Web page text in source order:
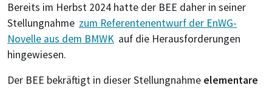
Bereits im Herbst 2024 hatte der BEE daher in seiner
Stellungnahme zum Referentenentwurf der EnWG-
Novelle aus dem BMWK auf die Herausforderungen
hingewiesen.
Der BEE bekräftigt in dieser Stellungnahme elementare